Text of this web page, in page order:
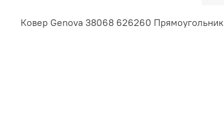
Ковер Genova 38068 626260 Прямоугольник